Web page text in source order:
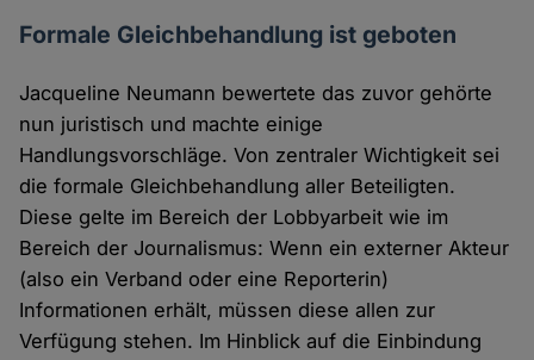
Formale Gleichbehandlung ist geboten
Jacqueline Neumann bewertete das zuvor gehörte
nun juristisch und machte einige
Handlungsvorschläge. Von zentraler Wichtigkeit sei
die formale Gleichbehandlung aller Beteiligten.
Diese gelte im Bereich der Lobbyarbeit wie im
Bereich der Journalismus: Wenn ein externer Akteur
(also ein Verband oder eine Reporterin)
Informationen erhält, müssen diese allen zur
Verfügung stehen. Im Hinblick auf die Einbindung